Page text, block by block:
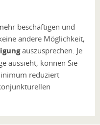
beschäftigen und
andere Möglichkeit,
auszusprechen. Je
aussieht, können Sie
reduziert